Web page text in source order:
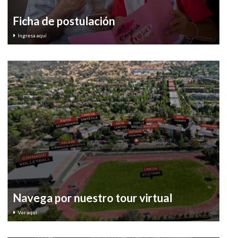
Ficha de postulación
Ingresa aquí
Navega por nuestro tour virtual
Ver aquí